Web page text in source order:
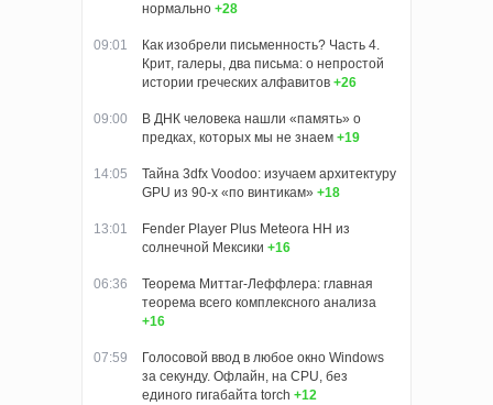
нормально +28
09:01
Как изобрели письменность? Часть 4.
Крит, галеры, два письма: о непростой
истории греческих алфавитов +26
09:00
В ДНК человека нашли «память» о
предках, которых мы не знаем +19
14:05
Тайна 3dfx Voodoo: изучаем архитектуру
GPU из 90-х «по винтикам» +18
13:01
Fender Player Plus Meteora HH из
солнечной Мексики +16
06:36
Теорема Миттаг-Леффлера: главная
теорема всего комплексного анализа
+16
07:59
Голосовой ввод в любое окно Windows
за секунду. Офлайн, на CPU, без
единого гигабайта torch +12